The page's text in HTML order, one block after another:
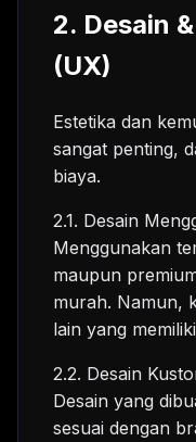
2. Desain
(UX)
Estetika dan
sangat penting,
biaya.
2.1. Desain
Menggunakan
maupun
murah. Namun,
lain yang
2.2. Desain
Desain yang
sesuai dengan